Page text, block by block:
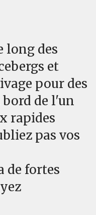
long des
et
pour des
de l'un
rapides
pas vos
de fortes